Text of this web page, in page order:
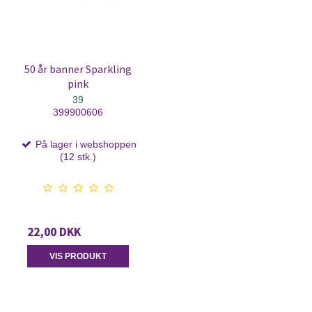
50 år banner Sparkling
pink
39
399900606
På lager i webshoppen
(12 stk.)
22,00 DKK
VIS PRODUKT